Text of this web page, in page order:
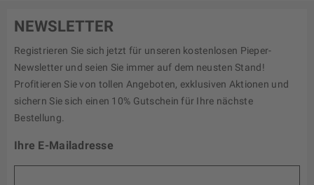
NEWSLETTER
Registrieren Sie sich jetzt für unseren kostenlosen Pieper-
Newsletter und seien Sie immer auf dem neusten Stand!
Profitieren Sie von tollen Angeboten, exklusiven Aktionen und
sichern Sie sich einen 10% Gutschein für Ihre nächste
Bestellung.
Ihre E-Mailadresse